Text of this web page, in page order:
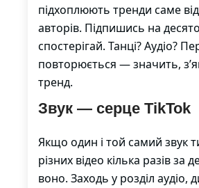
підхоплюють тренди саме
авторів. Підпишись на
спостерігай. Танці? Аудіо?
повторюється — значить,
тренд.
Звук — серце TikTok
Якщо один і той самий звук
різних відео кілька разів за
воно. Заходь у розділ аудіо,